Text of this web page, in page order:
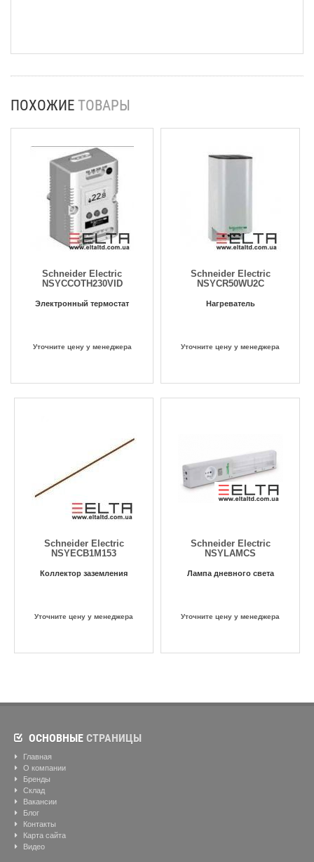
ПОХОЖИЕ ТОВАРЫ
Schneider Electric
NSYCCOTH230VID
Электронный термостат
Уточните цену у менеджера
Schneider Electric
NSYCR50WU2C
Нагреватель
Уточните цену у менеджера
Schneider Electric
NSYECB1M153
Коллектор заземления
Уточните цену у менеджера
Schneider Electric
NSYLAMCS
Лампа дневного света
Уточните цену у менеджера
ОСНОВНЫЕ СТРАНИЦЫ
Главная
О компании
Бренды
Склад
Вакансии
Блог
Контакты
Карта сайта
Видео